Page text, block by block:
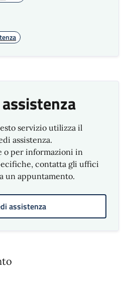
servizio utilizza il
assistenza.
o per informazioni in
contatta gli uffici
un appuntamento.
assistenza